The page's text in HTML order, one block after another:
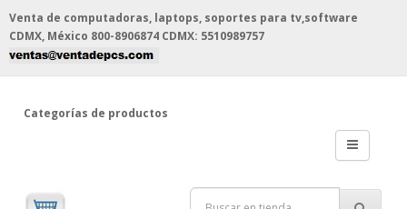
Venta de computadoras, laptops, soportes para tv,software
CDMX, México 800-8906874 CDMX: 5510989757
Categorías de productos